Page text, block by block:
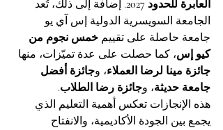
العابرة للحدود 2027
. إضافة إلى ذلك، تُعد
الجامعة السويسرية الدولية إس آي يو
جامعة حاصلة على تقييم خمس نجوم من
كيو إس، كما حصلت على عدة تميّزات، منها
جائزة مينا لرضا العملاء، وجائزة أفضل
جامعة حديثة، وجائزة رضا الطلاب.
هذه الإنجازات تعكس أهمية التعليم الذي
يجمع بين الجودة الأكاديمية، والانفتاح